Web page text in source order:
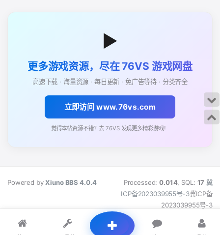
▶
更多游戏资源，尽在 76VS 游戏网盘
高速下载 · 海量资源 · 每日更新 · 免广告等待 · 分类齐全
立即访问 www.76vs.com
觉得本帖资源不错？去 76VS 发现更多精彩游戏！
Powered byXiuno BBS4.0.4 Processed:0.014, SQL: 17 冀
ICP备2023039955号-3冀ICP备
2023039955号-3